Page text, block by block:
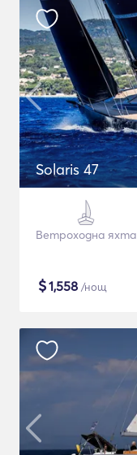
Solaris 47
Ветроходна яхта
$1,558 /нощ